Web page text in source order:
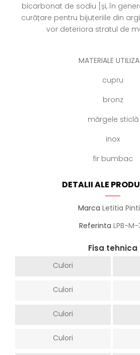
bicarbonat de sodiu [și, în
curățare pentru bijuteriile din
vor deteriora stratul de
MATERIALE
cupru
bronz
mărgele sticlă
inox
fir bumbac
DETALII ALE
Marca Letitia
Referinta LPB-M-
Fisa tehnica
Culori
Culori
Culori
Culori